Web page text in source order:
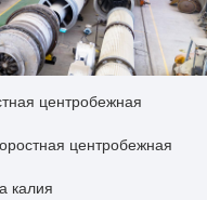
центробежная
центробежная
калия